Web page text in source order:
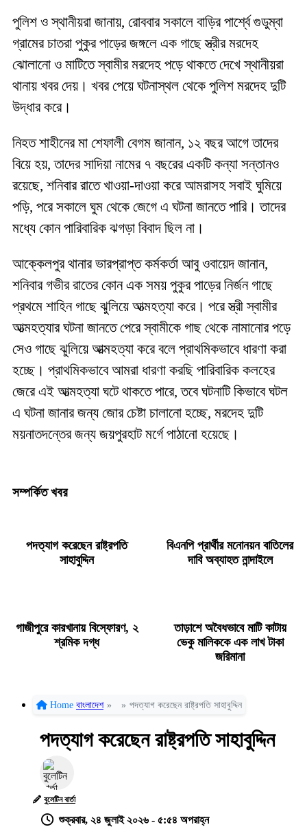
পুলিশ ও স্থানীয়রা জানায়, রোববার সকালে বাড়ির পার্শ্বে গুডুম্বা
গ্রামের চাতরা পুকুর পাড়ের জঙ্গলে এক গাছে স্ত্রীর মরদেহ
ঝোলানো ও মাটিতে স্বামীর মরদেহ পড়ে থাকতে দেখে স্থানীয়রা
থানায় খবর দেয়। খবর পেয়ে ঘটনাস্থল থেকে পুলিশ মরদেহ দুটি
উদ্ধার করে।
নিহত শাহীনের মা শেফালী বেগম জানান, ১২ বছর আগে তাদের
বিয়ে হয়, তাদের সাদিয়া নামের ৭ বছরের একটি কন্যা সন্তানও
রয়েছে, শনিবার রাতে খাওয়া-দাওয়া করে আমরাসহ সবাই ঘুমিয়ে
পড়ি, পরে সকালে ঘুম থেকে জেগে এ ঘটনা জানতে পারি। তাদের
মধ্যে কোন পারিবারিক ঝগড়া বিবাদ ছিল না।
আক্কেলপুর থানার ভারপ্রাপ্ত কর্মকর্তা আবু ওবায়েদ জানান,
শনিবার গভীর রাতের কোন এক সময় পুকুর পাড়ের নির্জন গাছে
প্রথমে শাহিন গাছে ঝুলিয়ে আত্মহত্যা করে। পরে স্ত্রী স্বামীর
আত্মহত্যার ঘটনা জানতে পেরে স্বামীকে গাছ থেকে নামানোর পড়ে
সেও গাছে ঝুলিয়ে আত্মহত্যা করে বলে প্রাথমিকভাবে ধারণা করা
হচ্ছে। প্রাথমিকভাবে আমরা ধারণা করছি পারিবারিক কলহের
জেরে এই আত্মহত্যা ঘটে থাকতে পারে, তবে ঘটনাটি কিভাবে ঘটল
এ ঘটনা জানার জন্য জোর চেষ্টা চালানো হচ্ছে, মরদেহ দুটি
ময়নাতদন্তের জন্য জয়পুরহাট মর্গে পাঠানো হয়েছে।
সম্পর্কিত খবর
পদত্যাগ করেছেন রাষ্ট্রপতি
সাহাবুদ্দিন
বিএনপি প্রার্থীর মনোনয়ন বাতিলের
দাবি অব্যাহত নান্দাইলে
গাজীপুরে কারখানায় বিস্ফোরণ, ২
শ্রমিক দগ্ধ
তাড়াশে অবৈধভাবে মাটি কাটায়
ভেকু মালিককে এক লাখ টাকা
জরিমানা
Home বাংলাদেশ » » পদত্যাগ করেছেন রাষ্ট্রপতি সাহাবুদ্দিন
পদত্যাগ করেছেন রাষ্ট্রপতি সাহাবুদ্দিন
বুলেটিন বার্তা
শুক্রবার, ২৪ জুলাই ২০২৬ - ৫:৫৪ অপরাহ্ন